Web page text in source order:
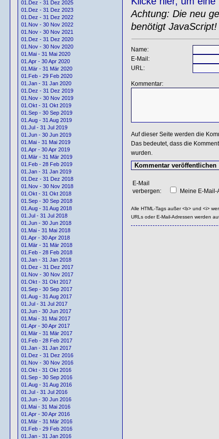
01.Dez - 31 Dez 2025
01.Dez - 31 Dez 2023
01.Dez - 31 Dez 2022
01.Nov - 30 Nov 2022
01.Nov - 30 Nov 2021
01.Dez - 31 Dez 2020
01.Nov - 30 Nov 2020
01.Mai - 31 Mai 2020
01.Apr - 30 Apr 2020
01.Mär - 31 Mär 2020
01.Feb - 29 Feb 2020
01.Jan - 31 Jan 2020
01.Dez - 31 Dez 2019
01.Nov - 30 Nov 2019
01.Okt - 31 Okt 2019
01.Sep - 30 Sep 2019
01.Aug - 31 Aug 2019
01.Jul - 31 Jul 2019
01.Jun - 30 Jun 2019
01.Mai - 31 Mai 2019
01.Apr - 30 Apr 2019
01.Mär - 31 Mär 2019
01.Feb - 28 Feb 2019
01.Jan - 31 Jan 2019
01.Dez - 31 Dez 2018
01.Nov - 30 Nov 2018
01.Okt - 31 Okt 2018
01.Sep - 30 Sep 2018
01.Aug - 31 Aug 2018
01.Jul - 31 Jul 2018
01.Jun - 30 Jun 2018
01.Mai - 31 Mai 2018
01.Apr - 30 Apr 2018
01.Mär - 31 Mär 2018
01.Feb - 28 Feb 2018
01.Jan - 31 Jan 2018
01.Dez - 31 Dez 2017
01.Nov - 30 Nov 2017
01.Okt - 31 Okt 2017
01.Sep - 30 Sep 2017
01.Aug - 31 Aug 2017
01.Jul - 31 Jul 2017
01.Jun - 30 Jun 2017
01.Mai - 31 Mai 2017
01.Apr - 30 Apr 2017
01.Mär - 31 Mär 2017
01.Feb - 28 Feb 2017
01.Jan - 31 Jan 2017
01.Dez - 31 Dez 2016
01.Nov - 30 Nov 2016
01.Okt - 31 Okt 2016
01.Sep - 30 Sep 2016
01.Aug - 31 Aug 2016
01.Jul - 31 Jul 2016
01.Jun - 30 Jun 2016
01.Mai - 31 Mai 2016
01.Apr - 30 Apr 2016
01.Mär - 31 Mär 2016
01.Feb - 29 Feb 2016
01.Jan - 31 Jan 2016
Achtung: Die neu
benötigt JavaScript!
Name:
E-Mail:
URL:
Kommentar:
Auf dieser Seite werden die
Das bedeutet, dass die
wurden.
E-Mail
verbergen:
Meine E-
Alle HTML-Tags außer <b> und <i>
URLs oder E-Mail-Adressen werden